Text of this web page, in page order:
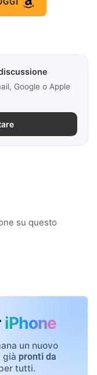
Google o Apple
su questo
iPhone
un nuovo
già pronti da
tutti.